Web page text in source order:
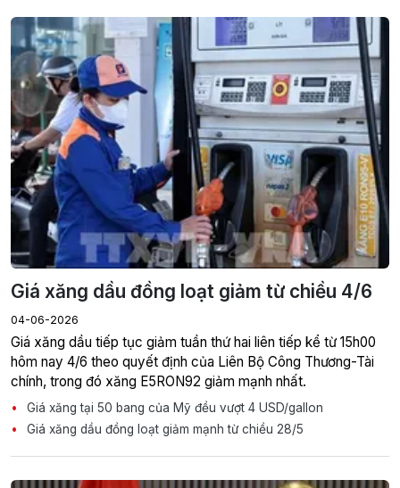
Giá xăng dầu đồng loạt giảm từ chiều 4/6
04-06-2026
Giá xăng dầu tiếp tục giảm tuần thứ hai liên tiếp kể từ 15h00
hôm nay 4/6 theo quyết định của Liên Bộ Công Thương-Tài
chính, trong đó xăng E5RON92 giảm mạnh nhất.
Giá xăng tại 50 bang của Mỹ đều vượt 4 USD/gallon
Giá xăng dầu đồng loạt giảm mạnh từ chiều 28/5